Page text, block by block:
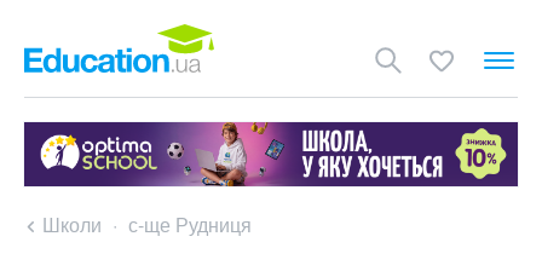
Школи с-ще Рудниця